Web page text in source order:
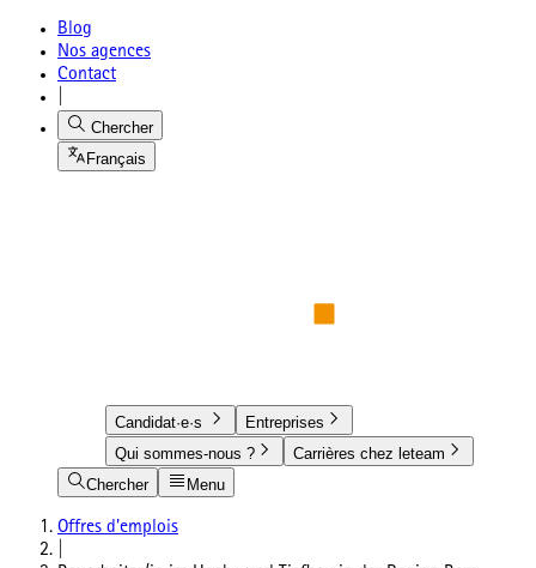
Blog
Nos agences
Contact
Chercher
Français
Candidat·e·s
Entreprises
Qui sommes-nous ?
Carrières chez leteam
Chercher
Menu
Offres d'emplois